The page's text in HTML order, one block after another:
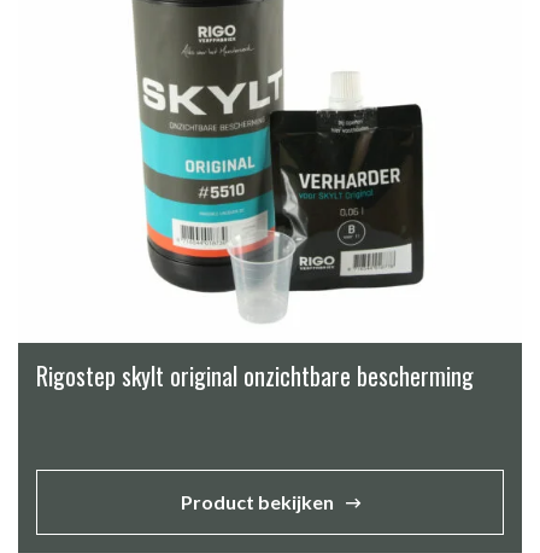
Rigostep skylt original onzichtbare bescherming
Product bekijken